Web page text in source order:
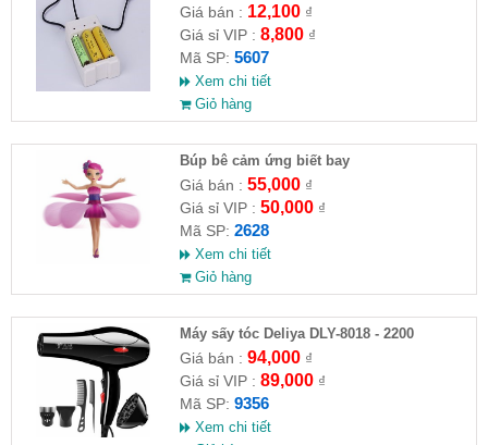
Giá bán : 12,100₫
Giá sỉ VIP : 8,800₫
Mã SP: 5607
Xem chi tiết
Giỏ hàng
​Búp bê cảm ứng biết bay
Giá bán : 55,000₫
Giá sỉ VIP : 50,000₫
Mã SP: 2628
Xem chi tiết
Giỏ hàng
Máy sấy tóc Deliya DLY-8018 - 2200
Giá bán : 94,000₫
Giá sỉ VIP : 89,000₫
Mã SP: 9356
Xem chi tiết